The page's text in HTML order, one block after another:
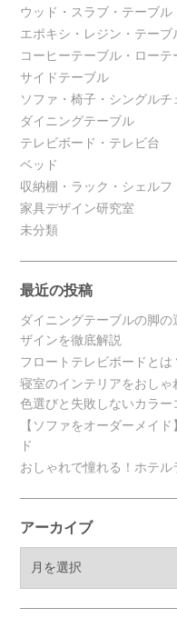
ウッド・スラブ・テーブル
エポキシ・レジン・テーブ
コーヒーテーブル・ローテ
サイドテーブル
ソファ・椅子・シングルチ
ダイニングテーブル
テレビボード・テレビ台
ベッド
収納棚・ラック・シェルフ
家具デザイン研究室
未分類
最近の投稿
ダイニングテーブルの脚
ザインを徹底解説
フロートテレビボードと
寝室のインテリアをおし
色選びと失敗しないカラー
【ソファをオーダーメイ
ド
おしゃれで憧れる！ホテ
アーカイブ